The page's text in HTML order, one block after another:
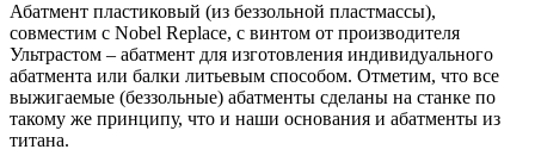
Абатмент пластиковый (из беззольной пластмассы),
совместим с Nobel Replace, с винтом от производителя
Ультрастом – абатмент для изготовления индивидуального
абатмента или балки литьевым способом. Отметим, что все
выжигаемые (беззольные) абатменты сделаны на станке по
такому же принципу, что и наши основания и абатменты из
титана.